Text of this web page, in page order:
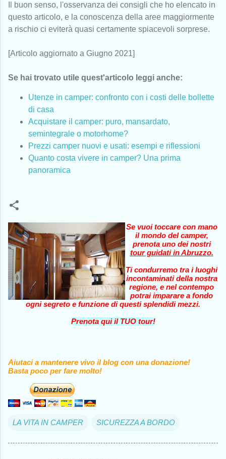
Il buon senso, l'osservanza dei consigli che ho elencato in
questo articolo, e la conoscenza della aree maggiormente
a rischio ci eviterà quasi certamente spiacevoli sorprese.
[Articolo aggiornato a Giugno 2021]
Se hai trovato utile quest'articolo leggi anche:
Utenze in camper: confronto con i costi delle bollette
di casa
Acquistare il camper: puro, mansardato,
semintegrale o motorhome?
Prezzi camper nuovi e usati: esempi e riflessioni
Quanto costa vivere in camper? Una prima
panoramica
Se vuoi toccare con mano
il mondo del camper,
prenota uno dei nostri
tour guidati in Abruzzo.
Ti condurremo tra i luoghi
incontaminati della nostra
regione, e nel contempo
potrai imparare a fondo
ogni segreto e funzione di questi splendidi mezzi.
Prenota qui il TUO tour!
Aiutaci a mantenere vivo il blog con una donazione!
Basta poco per fare molto!
LA VITA IN CAMPER SICUREZZA A BORDO